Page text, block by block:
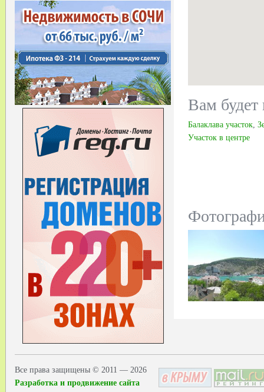
Вам будет
Балаклава участок,
Участок в центре
Все права защищены © 2011 — 2026
Разработка и продвижение сайта